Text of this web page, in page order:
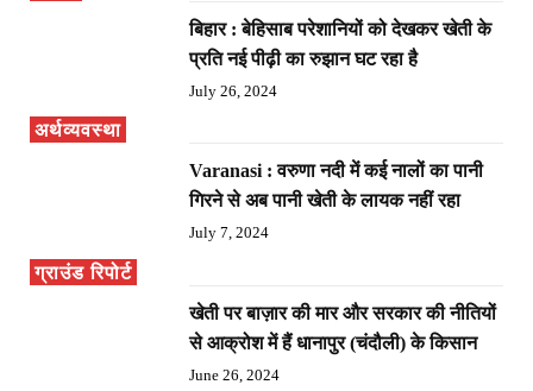
अर्थव्यवस्था
बिहार : बेहिसाब परेशानियों को देखकर खेती के
प्रति नई पीढ़ी का रुझान घट रहा है
July 26, 2024
ग्राउंड रिपोर्ट
Varanasi : वरुणा नदी में कई नालों का पानी
गिरने से अब पानी खेती के लायक नहीं रहा
July 7, 2024
खेती पर बाज़ार की मार और सरकार की नीतियों
से आक्रोश में हैं धानापुर (चंदौली) के किसान
June 26, 2024